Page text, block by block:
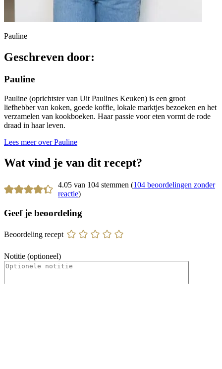
Pauline
Geschreven door:
Pauline
Pauline (oprichtster van Uit Paulines Keuken) is een groot
liefhebber van koken, goede koffie, lokale marktjes bezoeken en het
verzamelen van kookboeken. Haar passie voor eten vormt de rode
draad in haar leven.
Lees meer over Pauline
Wat vind je van dit recept?
4.05 van 104 stemmen (104 beoordelingen zonder
reactie)
Geef je beoordeling
Beoordeling recept
Notitie (optioneel)